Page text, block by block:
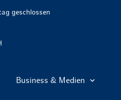
geschlossen
Business & Medien